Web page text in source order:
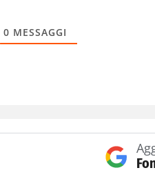
0 MESSAGGI